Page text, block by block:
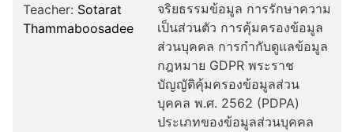
จริยธรรมข้อมูล การรักษาความ
เป็นส่วนตัว การคุ้มครองข้อมูล
ส่วนบุคคล การกำกับดูแลข้อมูล
กฎหมาย GDPR พระราช
บัญญัติคุ้มครองข้อมูลส่วน
บุคคล พ.ศ. 2562 (PDPA)
ประเภทของข้อมูลส่วนบุคคล
Teacher: Sotarat
Thammaboosadee